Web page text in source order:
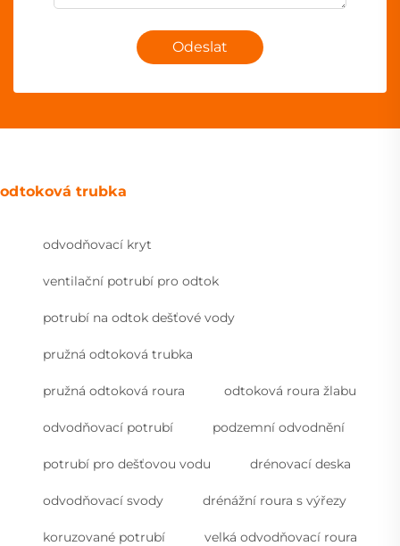
Odeslat
odtoková trubka
odvodňovací kryt
ventilační potrubí pro odtok
potrubí na odtok dešťové vody
pružná odtoková trubka
pružná odtoková roura odtoková roura žlabu
odvodňovací potrubí podzemní odvodnění
potrubí pro dešťovou vodu drénovací deska
odvodňovací svody drénážní roura s výřezy
koruzované potrubí velká odvodňovací roura